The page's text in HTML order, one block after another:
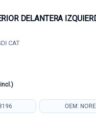
DELANTERA
CAT
OEM: